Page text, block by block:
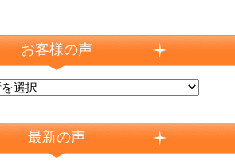
お客様の声
最新の声